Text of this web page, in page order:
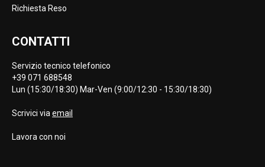
Richiesta Reso
CONTATTI
Servizio tecnico telefonico
+39 071 688548
Lun (15:30/18:30) Mar-Ven (9:00/12:30 - 15:30/18:30)
Scrivici viaemail
Lavora con noi